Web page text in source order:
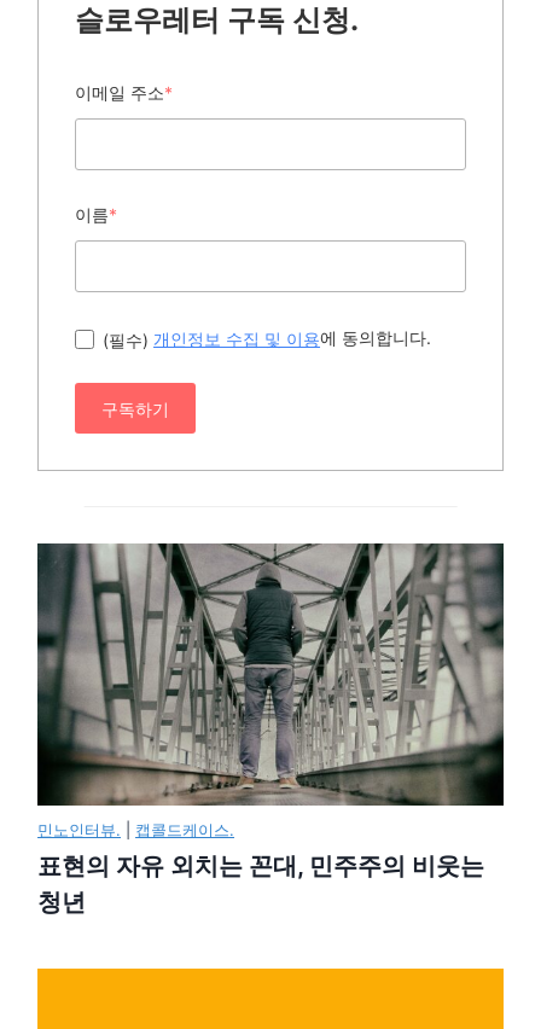
슬로우레터 구독 신청.
이메일 주소*
이름*
(필수) 개인정보 수집 및 이용에 동의합니다.
구독하기
민노인터뷰. 캡콜드케이스.
표현의 자유 외치는 꼰대, 민주주의 비웃는
청년